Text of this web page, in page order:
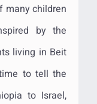
many children
by the
living in Beit
to tell the
to Israel,